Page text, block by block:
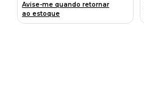
Avise-me quando retornar
ao estoque